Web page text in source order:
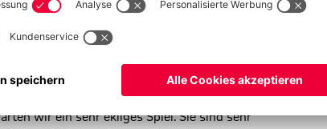
die gesamte Saison: Wir müssen rausgehen,
es uns sehr schwer gemacht und uns vor
Potenzial abrufen. Wenn uns das gelingt,
aber jetzt liefern sie konstant eine sehr gute
wir ein sehr ekliges Spiel. Sie sind sehr